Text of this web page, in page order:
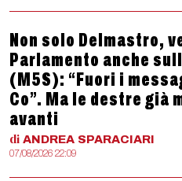
Non solo Delmastro,
Parlamento anche
(M5S): “Fuori i
Co”. Ma le destre già
avanti
di ANDREA SPARACIARI
07/08/2026 22:09